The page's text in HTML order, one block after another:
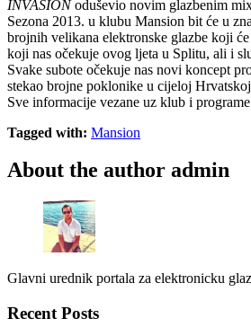
INVASIONoduševio novim glazbenim
Sezona 2013. u klubu Mansion bit će u
brojnih velikana elektronske glazbe koji
koji nas očekuje ovog ljeta u Splitu, ali i
Svake subote očekuje nas novi koncept
stekao brojne poklonike u cijeloj
Sve informacije vezane uz klub i programe
Tagged with: Mansion
About the author admin
Glavni urednik portala za elektronicku
Recent Posts